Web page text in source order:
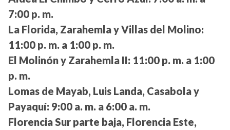
7:00 p. m.
La Florida, Zarahemla y Villas del Molino:
11:00 p. m. a 1:00 p. m.
El Molinón y Zarahemla II: 11:00 p. m. a 1:00
p. m.
Lomas de Mayab, Luis Landa, Casabola y
Payaquí: 9:00 a. m. a 6:00 a. m.
Florencia Sur parte baja, Florencia Este,